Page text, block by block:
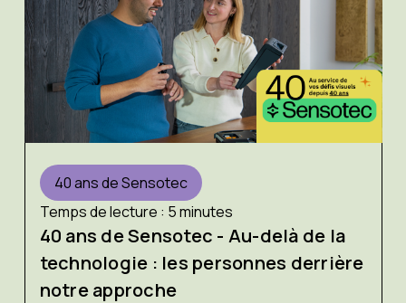
40 ans de Sensotec
Temps de lecture : 5 minutes
40 ans de Sensotec - Au-delà de la
technologie : les personnes derrière
notre approche